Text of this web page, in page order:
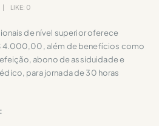
LIKE: 0
de nível superior oferece
4.000,00, além de benefícios como
abono de assiduidade e
para jornada de 30 horas